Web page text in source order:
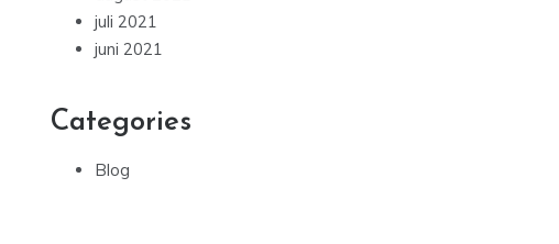
juli 2021
juni 2021
Categories
Blog